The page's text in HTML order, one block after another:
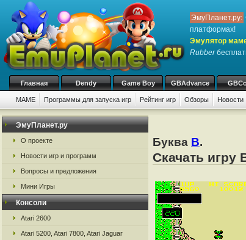
ЭмуПланет.ру:
платформах!
Эмулятор
Rubber
Главная Dendy Game Boy GBAdvance
MAME Программы для запуска игр Рейтинг игр Обзоры Новости
ЭмуПланет.ру
О проекте
Новости игр и программ
Вопросы и предложения
Мини Игры
Консоли
Atari 2600
Atari 5200, Atari 7800, Atari Jaguar
Буква B.
Скачать игру